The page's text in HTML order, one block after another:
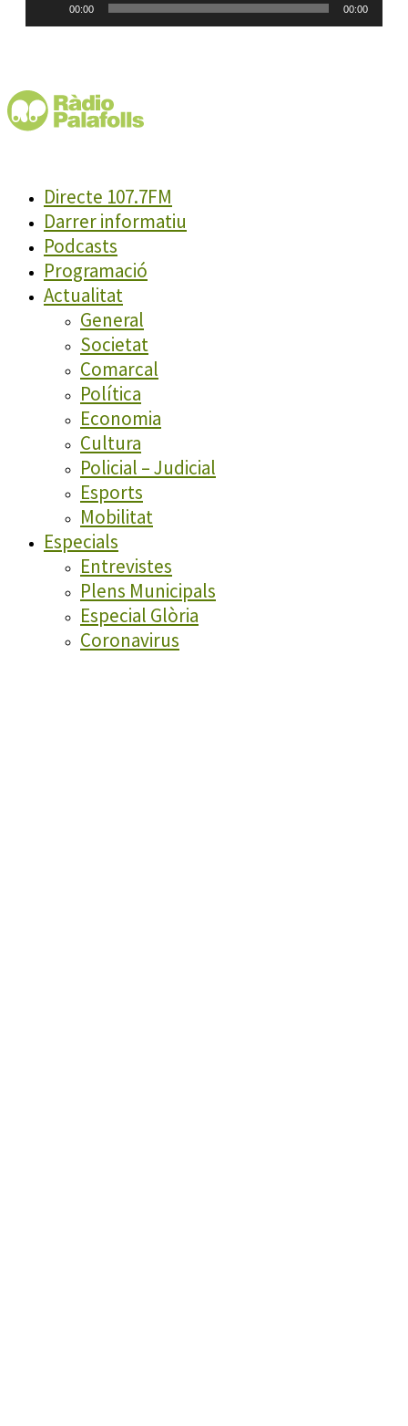
00:00 00:00
Directe 107.7FM
Darrer informatiu
Podcasts
Programació
Actualitat
General
Societat
Comarcal
Política
Economia
Cultura
Policial – Judicial
Esports
Mobilitat
Especials
Entrevistes
Plens Municipals
Especial Glòria
Coronavirus